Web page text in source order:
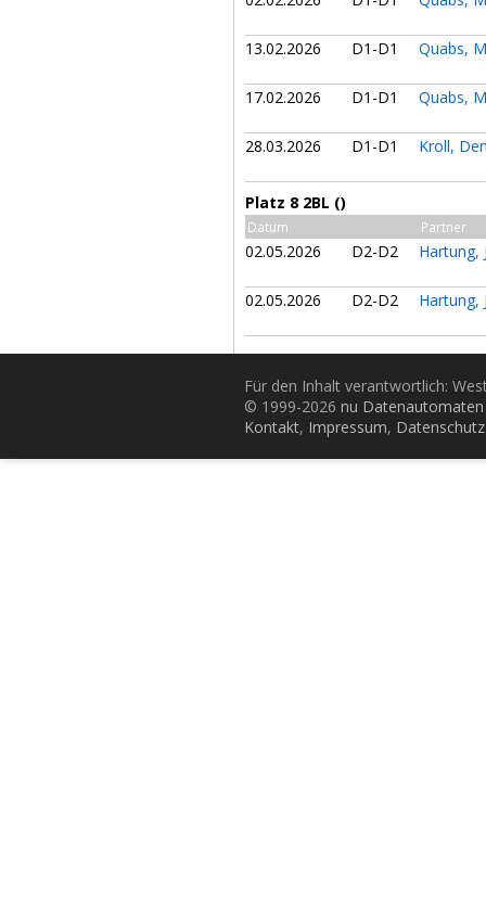
13.02.2026 D1-D1 Quabs,
17.02.2026 D1-D1 Quabs,
28.03.2026 D1-D1 Kroll,
Platz 8 2BL ()
Datum Partner
02.05.2026 D2-D2 Hartung,
02.05.2026 D2-D2 Hartung,
Für den Inhalt verantwortlich:
© 1999-2026 nu
Kontakt, Impressum, Datenschutz